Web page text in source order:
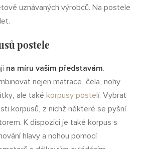
uznávaných výrobců. Na postele
postele
na míru vašim představám.
nejen matrace, čela, nohy
ale také korpusy postelí. Vybrat
korpusů, z nichž některé se pyšní
K dispozici je také korpus s
hlavy a nohou pomocí